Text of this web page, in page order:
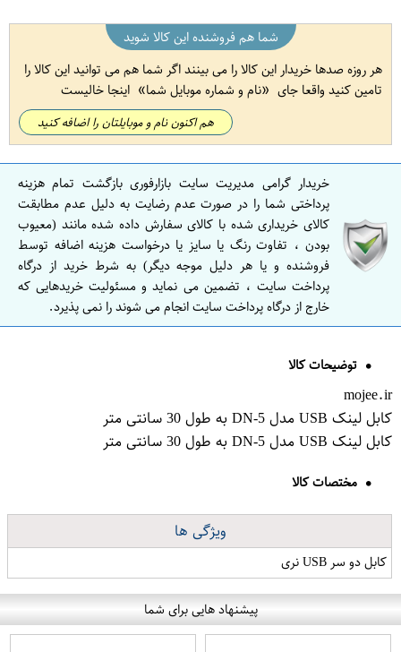
شما هم فروشنده این کالا شوید
هر روزه صدها خریدار این کالا را می بینند اگر شما هم می توانید این کالا را
تامین کنید واقعا جای
نام و شماره موبایل شما اینجا خالیست
هم اکنون نام و موبایلتان را اضافه کنید
خریدار گرامی مدیریت سایت بازارفوری بازگشت تمام هزینه
پرداختی شما را در صورت عدم رضایت به دلیل عدم مطابقت
کالای خریداری شده با کالای سفارش داده شده مانند (معیوب
بودن ، تفاوت رنگ یا سایز یا درخواست هزینه اضافه توسط
فروشنده و یا هر دلیل موجه دیگر) به شرط خرید از درگاه
پرداخت سایت ، تضمین می نماید و مسئولیت خریدهایی که
خارج از درگاه پرداخت سایت انجام می شوند را نمی پذیرد.
توضیحات کالا
mojee.ir
کابل لینک USB مدل DN-5 به طول 30 سانتی متر
کابل لینک USB مدل DN-5 به طول 30 سانتی متر
مختصات کالا
ویژگی ها
کابل دو سر USB نری
پیشنهاد هایی برای شما